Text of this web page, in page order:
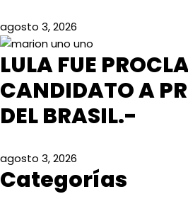
agosto 3, 2026
LULA FUE
CANDIDATO A
DEL BRASIL.-
agosto 3, 2026
Categorías